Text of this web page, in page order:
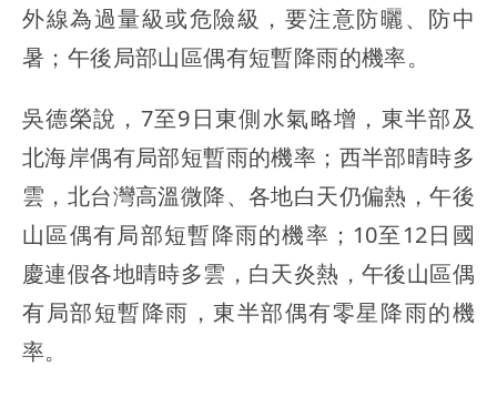
外線為過量級或危險級，要注意防曬、防中
暑；午後局部山區偶有短暫降雨的機率。
吳德榮說，7至9日東側水氣略增，東半部及
北海岸偶有局部短暫雨的機率；西半部晴時多
雲，北台灣高溫微降、各地白天仍偏熱，午後
山區偶有局部短暫降雨的機率；10至12日國
慶連假各地晴時多雲，白天炎熱，午後山區偶
有局部短暫降雨，東半部偶有零星降雨的機
率。